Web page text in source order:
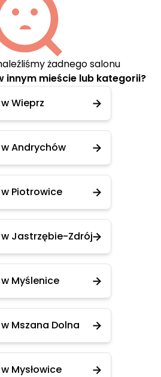
żadnego salonu
innym mieście lub kategorii?
Wieprz
Andrychów
Piotrowice
Jastrzębie-Zdrój
Myślenice
Mszana Dolna
Mysłowice